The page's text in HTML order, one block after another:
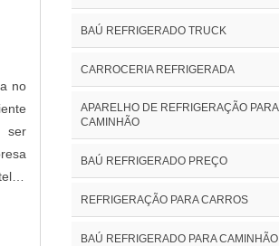
de
de
a
no
ser
BAÚ REFRIGERADO TRUCK
CARROCERIA REFRIGERADA
APARELHO DE REFRIGERAÇÃO PARA
CAMINHÃO
BAÚ REFRIGERADO PREÇO
REFRIGERAÇÃO PARA CARROS
BAÚ REFRIGERADO PARA CAMINHÃO